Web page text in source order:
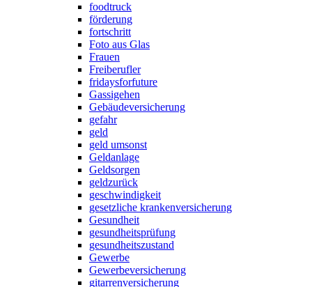
foodtruck
förderung
fortschritt
Foto aus Glas
Frauen
Freiberufler
fridaysforfuture
Gassigehen
Gebäudeversicherung
gefahr
geld
geld umsonst
Geldanlage
Geldsorgen
geldzurück
geschwindigkeit
gesetzliche krankenversicherung
Gesundheit
gesundheitsprüfung
gesundheitszustand
Gewerbe
Gewerbeversicherung
gitarrenversicherung